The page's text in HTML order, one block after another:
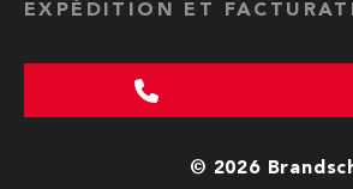
© 2026
EXPÉDITION ET